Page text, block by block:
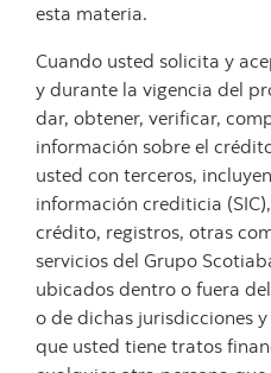
esta materia.
Cuando usted solicita y
y durante la vigencia del
dar, obtener, verificar,
información sobre el
usted con terceros,
información crediticia
crédito, registros, otras
servicios del Grupo
ubicados dentro o fuera
o de dichas jurisdicciones
que usted tiene tratos